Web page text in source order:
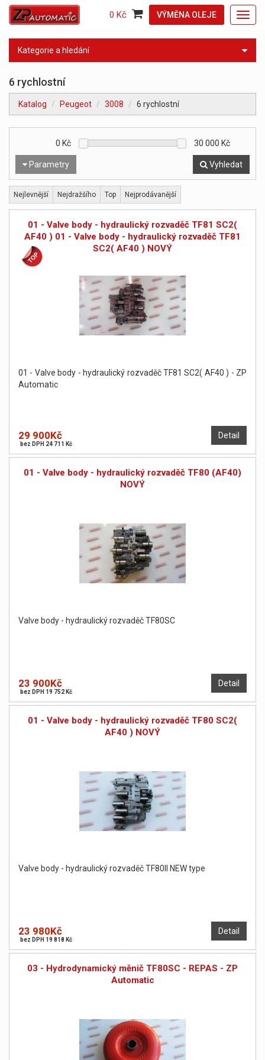
VÝMĚNA OLEJE
0 Kč
Kategorie a hledání
6 rychlostní
Katalog Peugeot 3008 6 rychlostní
Parametry
0 Kč 30 000 Kč
Vyhledat
Nejlevnější Nejdražšího Top Nejprodávanější
01 - Valve body - hydraulický rozvaděč TF81 SC2(
AF40 ) 01 - Valve body - hydraulický rozvaděč TF81
SC2( AF40 ) NOVÝ
01 - Valve body - hydraulický rozvaděč TF81 SC2( AF40 ) - ZP
Automatic
Detail
29 900Kč
bez DPH 24 711 Kč
01 - Valve body - hydraulický rozvaděč TF80 (AF40)
NOVÝ
Valve body - hydraulický rozvaděč TF80SC
Detail
23 900Kč
bez DPH 19 752 Kč
01 - Valve body - hydraulický rozvaděč TF80 SC2(
AF40 ) NOVÝ
Valve body - hydraulický rozvaděč TF80II NEW type
Detail
23 980Kč
bez DPH 19 818 Kč
03 - Hydrodynamický měnič TF80SC - REPAS - ZP
Automatic